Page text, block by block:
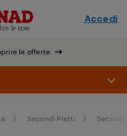
le offerte
Accedi
Secondi Piatti